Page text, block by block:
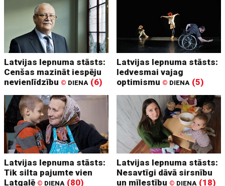
Latvijas lepnuma stāsts:
Cenšas mazināt iespēju
nevienlīdzību © DIENA (6)
Latvijas lepnuma stāsts:
Iedvesmai vajag
optimismu © DIENA (5)
Latvijas lepnuma stāsts:
Tik silta pajumte vien
Latgalē © DIENA (80)
Latvijas lepnuma stāsts:
Nesavtīgi dāvā sirsnību
un mīlestību © DIENA (18)